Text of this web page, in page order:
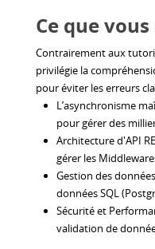
Ce que
Contrairement aux
privilégie la
pour éviter les erreurs
L’asynchronisme
pour gérer des
Architecture d'API
gérer les
Gestion des
données SQL
Sécurité et
validation de